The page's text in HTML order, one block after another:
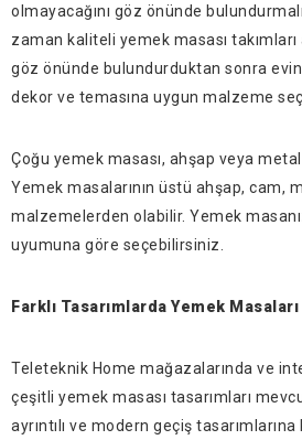
olmayacağını göz önünde
zaman kaliteli yemek masası takımları
göz önünde bulundurduktan sonra
dekor ve temasına uygun malzeme
Çoğu yemek masası, ahşap veya
Yemek masalarının üstü ahşap, cam,
malzemelerden olabilir. Yemek
uyumuna göre seçebilirsiniz.
Farklı Tasarımlarda Yemek Masaları
Teleteknik Home mağazalarında ve
çeşitli yemek masası tasarımları
ayrıntılı ve modern geçiş